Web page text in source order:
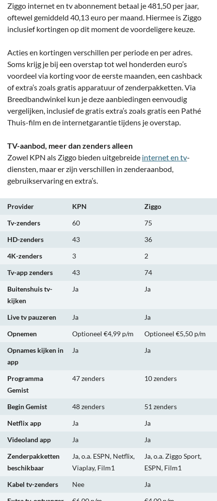
Ziggo internet en tv abonnement betaal je 481,50 per jaar,
oftewel gemiddeld 40,13 euro per maand. Hiermee is Ziggo
inclusief kortingen op dit moment de voordeligere keuze.
Acties en kortingen verschillen per periode en per adres.
Soms krijg je bij een overstap tot wel honderden euro’s
voordeel via korting voor de eerste maanden, een cashback
of extra’s zoals gratis apparatuur of zenderpakketten. Via
Breedbandwinkel kun je deze aanbiedingen eenvoudig
vergelijken, inclusief de gratis extra’s zoals gratis een Pathé
Thuis-film en de internetgarantie tijdens je overstap.
TV-aanbod, meer dan zenders alleen
Zowel KPN als Ziggo bieden uitgebreide internet en tv-
diensten, maar er zijn verschillen in zenderaanbod,
gebruikservaring en extra’s.
Provider KPN
Ziggo
Tv-zenders
60
75
HD-zenders
43
36
4K-zenders
3
2
Tv-app zenders
43
74
Buitenshuis tv-
kijken
Ja Ja
Live tv pauzeren Ja
Ja
Opnemen
Optioneel €4,99 p/m
Optioneel €5,50 p/m
Opnames kijken in
app
Ja Ja
Programma
Gemist
47 zenders 10 zenders
Begin Gemist 48 zenders
51 zenders
Netflix app
Ja
Ja
Videoland app
Ja
Ja
Zenderpakketten
beschikbaar
Ja, o.a. ESPN, Netflix,
Viaplay, Film1
Ja, o.a. Ziggo Sport,
ESPN, Film1
Kabel tv-zenders
Nee
Ja